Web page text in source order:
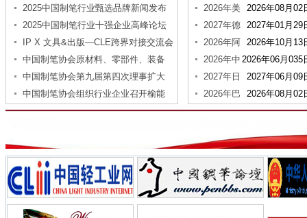
会在义乌成功举办
2025中国制笔行业甄选品牌新闻发布
会圆满举行
2025中国制笔行业十强企业高峰论坛
在江苏泗洪顺利召开
IP X 文具&出版—CLE跨界对接交流会
在上海召开
中国制笔协会原材料、零部件、装备
专委会、圆珠笔专委会，2025年联席
会议在汕头市召开
中国制笔协会第九届第四次理事扩大
会议在西安胜利召开
中国制笔协会组织行业企业召开榆能
化产业链专项对接座谈会
India ）
港文具展览会（2026年08月02
2026年美
国纽约文具展览会2027年01月29
2027年德
国法兰克福办公用品文具
(PAPERWORLD)
2026年10月13
2026年阿
联酋迪拜文具及办公用品
（Paperworld）
2026年06月035
2026年中
国义乌文具礼品展览会
2027年06月09
2027年日
本文具办公用品展览会（
2026年08月02
2026年巴
西圣保罗文具办公用品展